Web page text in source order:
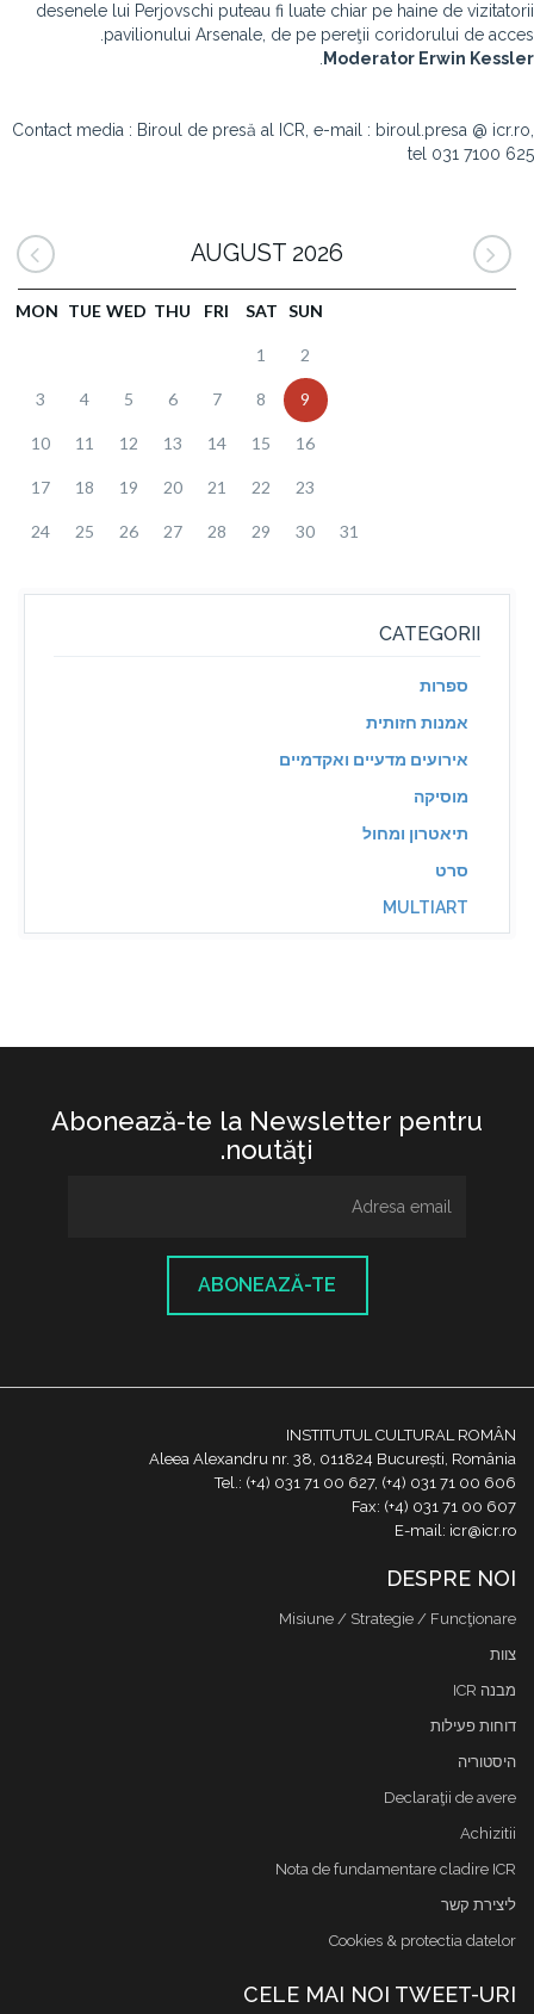
desenele lui Perjovschi puteau fi luate chiar pe haine de vizitatorii
pavilionului Arsenale, de pe pereţii coridorului de acces.
Moderator Erwin Kessler
Contact media : Biroul de presă al ICR, e-mail : biroul.presa @ icr.ro,
tel 031 7100 625
AUGUST 2026
MON TUE WED THU FRI SAT SUN
1 2
3 4 5 6 7 8 9
10 11 12 13 14 15 16
17 18 19 20 21 22 23
24 25 26 27 28 29 30 31
CATEGORII
ספרות
אמנות חזותית
אירועים מדעיים ואקדמיים
מוסיקה
תיאטרון ומחול
סרט
MULTIART
Abonează-te la Newsletter pentru
noutăţi.
ABONEAZĂ-TE
INSTITUTUL CULTURAL ROMÂN
Aleea Alexandru nr. 38, 011824 București, România
Tel.: (+4) 031 71 00 627, (+4) 031 71 00 606
Fax: (+4) 031 71 00 607
E-mail: icr@icr.ro
DESPRE NOI
Misiune / Strategie / Funcţionare
צוות
מבנה ICR
דוחות פעילות
היסטוריה
Declaraţii de avere
Achizitii
Nota de fundamentare cladire ICR
ליצירת קשר
Cookies & protectia datelor
CELE MAI NOI TWEET-URI